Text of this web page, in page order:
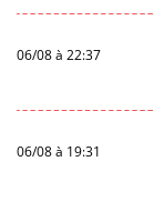
06/08 à 22:37
06/08 à 19:31